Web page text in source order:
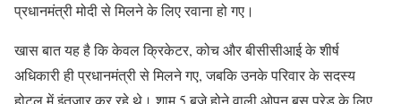
प्रधानमंत्री मोदी से मिलने के लिए रवाना हो गए।
खास बात यह है कि केवल क्रिकेटर, कोच और बीसीसीआई के शीर्ष
अधिकारी ही प्रधानमंत्री से मिलने गए, जबकि उनके परिवार के सदस्य
होटल में इंतजार कर रहे थे। शाम 5 बजे होने वाली ओपन बस परेड के लिए